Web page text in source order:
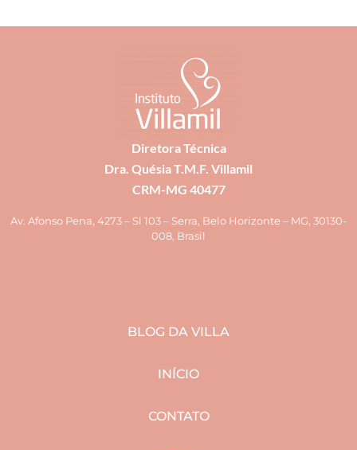
Diretora Técnica
Dra. Quésia T.M.F. Villamil
CRM-MG 40477
Av. Afonso Pena, 4273 – Sl 103 – Serra, Belo Horizonte – MG, 30130-
008, Brasil
BLOG DA VILLA
INÍCIO
CONTATO